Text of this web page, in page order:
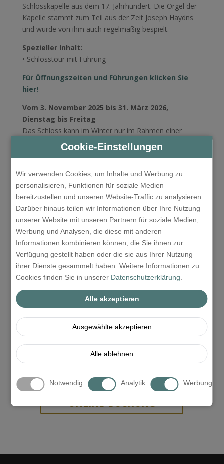
Cookie-Einstellungen
Wir verwenden Cookies, um Inhalte und Werbung zu
personalisieren, Funktionen für soziale Medien
bereitzustellen und unseren Website-Traffic zu analysieren.
Darüber hinaus teilen wir Informationen über Ihre Nutzung
unserer Website mit unseren Partnern für soziale Medien,
Werbung und Analysen, die diese mit anderen
Informationen kombinieren können, die Sie ihnen zur
Verfügung gestellt haben oder die sie aus Ihrer Nutzung
ihrer Dienste gesammelt haben. Weitere Informationen zu
Cookies finden Sie in unserer Datenschutzerklärung
Alle akzeptieren
Ausgewählte akzeptieren
Alle ablehnen
Notwendig Analytik Werbung
Schlosskapelle aus dem 17. Jahrhundert. Die Orgel der
Kapelle stammt zum Teil aus der Zeit Joseph Haydns
und wurde von ihm auch regelmäßig bespielt.
Spezieller Inhalt:
• Schlosstour mit Führung
Für Öffnungszeiten und Führungen klicken Sie
hier!
Vom 3. November 2025 bis 31. März 2026,
Dienstag bis Freitag
Das Schloss kann im Winter nur im Rahmen einer
Führung besichtigt werden:
Führungen auf Deutsch: 11:00, 13:00 Uhr
Die Schlossausstellungen können auch ohne Führung
besichtigt werden: 10:00 – 17:00 Uhr
Führung auf Ungarisch: 11:00, 15:00 Uhr
Schlossticket mit Führung: HUF 5.900 / Person
*Das Schloss ist in Eisenstadt (Kismarton), das ist mit
Auto zirka 25 Minute, wo die Reise individuell passiert,
oder Sie könnenunser vergünstigtes Taxiangebotin
Anspruch nehmen.
Wählen Sie das Datum und den Zimmertyp aus, dann
schauen Sie die Urlaub in Sopron und der
Nachbarschaft!
ANFRAGE
PREISKALKULATION &